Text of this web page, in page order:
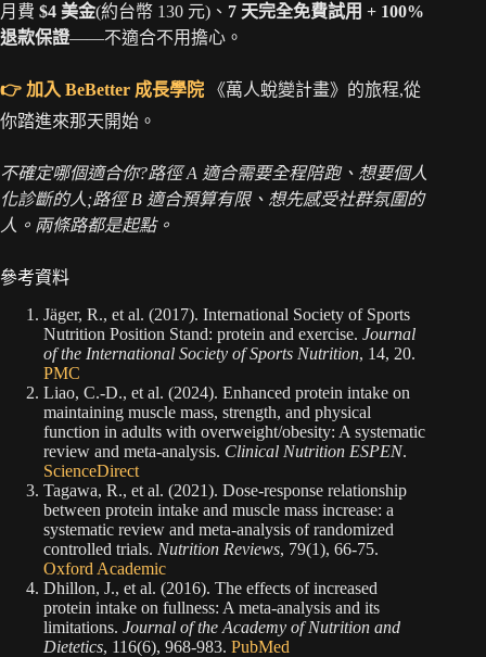
月費 $4 美金(約台幣 130 元)、 7 天完全免費試用 + 100%
退款保證——不適合不用擔心。
👉 加入 BeBetter 成長學院 《萬人蛻變計畫》的旅程,從
你踏進來那天開始。
不確定哪個適合你?路徑 A 適合需要全程陪跑、想要個人
化診斷的人;路徑 B 適合預算有限、想先感受社群氛圍的
人。兩條路都是起點。
參考資料
Jäger, R., et al. (2017). International Society of Sports
Nutrition Position Stand: protein and exercise. Journal
of the International Society of Sports Nutrition, 14, 20.
PMC
Liao, C.-D., et al. (2024). Enhanced protein intake on
maintaining muscle mass, strength, and physical
function in adults with overweight/obesity: A systematic
review and meta-analysis. Clinical Nutrition ESPEN.
ScienceDirect
Tagawa, R., et al. (2021). Dose-response relationship
between protein intake and muscle mass increase: a
systematic review and meta-analysis of randomized
controlled trials. Nutrition Reviews, 79(1), 66-75.
Oxford Academic
Dhillon, J., et al. (2016). The effects of increased
protein intake on fullness: A meta-analysis and its
limitations. Journal of the Academy of Nutrition and
Dietetics, 116(6), 968-983. PubMed